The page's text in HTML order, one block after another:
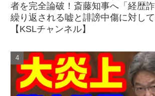
者を完全論破！斎藤知事へ「経歴詐
繰り返される嘘と誹謗中傷に対し
【KSLチャンネル】